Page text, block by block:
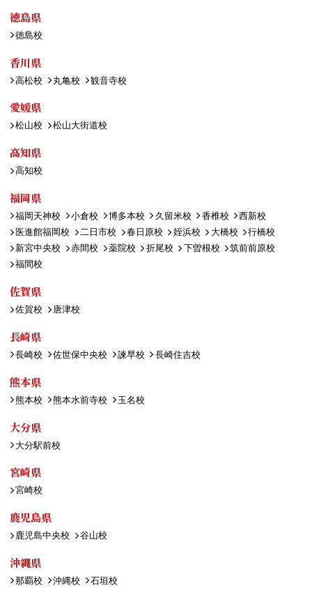
徳島県
徳島校
香川県
高松校 丸亀校 観音寺校
愛媛県
松山校 松山大街道校
高知県
高知校
福岡県
福岡天神校 小倉校 博多本校 久留米校 香椎校
西新校
医進館福岡校
二日市校 春日原校 姪浜校 大橋校
行橋校
新宮中央校
赤間校 薬院校 折尾校 下曽根校
筑前前原校
福間校
佐賀県
佐賀校 唐津校
長崎県
長崎校 佐世保中央校 諫早校 長崎住吉校
熊本県
熊本校 熊本水前寺校 玉名校
大分県
大分駅前校
宮崎県
宮崎校
鹿児島県
鹿児島中央校 谷山校
沖縄県
那覇校 沖縄校 石垣校